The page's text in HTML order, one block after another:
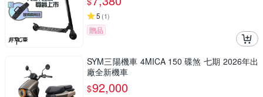
5 (1)
贈品
SYM三陽機車 4MICA 150 碟煞 七期 2026年出
廠全新機車
$92,000